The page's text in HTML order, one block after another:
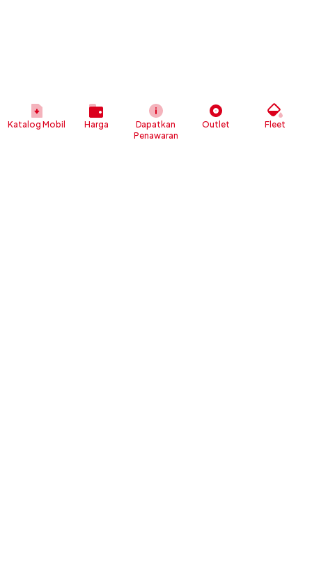
Katalog Mobil Harga
Dapatkan
Penawaran
Outlet Fleet